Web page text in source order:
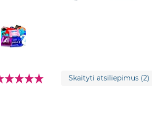
Skaityti atsiliepimus (2)